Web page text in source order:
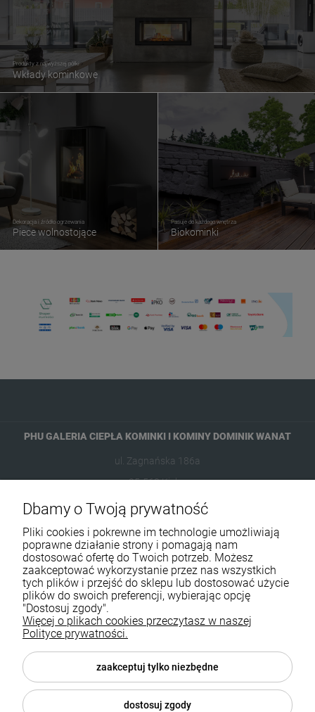
Produkty z najwyższej półki
Wkłady kominkowe
Dekoracja i źródło ogrzewania
Piece wolnostojące
Pasuje do każdego wnętrza
Biokominki
PHU GALERIA CIEPŁA KOMINKI I KOMINY DOMINIK WANAT
ul. Zagnańska 186a
25-563 Kielce
601954074
biuro@ikominki.pl
Pomoc
Płatności i dostawa
Informacje
O nas
Dbamy o Twoją prywatność
Pliki cookies i pokrewne im technologie umożliwiają
poprawne działanie strony i pomagają nam
dostosować ofertę do Twoich potrzeb. Możesz
zaakceptować wykorzystanie przez nas wszystkich
tych plików i przejść do sklepu lub dostosować użycie
plików do swoich preferencji, wybierając opcję
"Dostosuj zgody".
Więcej o plikach cookies przeczytasz w naszej
Polityce prywatności.
zaakceptuj tylko niezbędne
dostosuj zgody